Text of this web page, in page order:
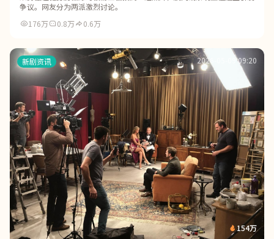
争议。网友分为两派激烈讨论。
176万
0.8万 0.6万
新剧资讯 2026-05-09 09:20
154万